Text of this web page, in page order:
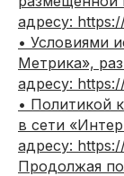
адресу:
• Условиями
Метрика»,
адресу:
• Политикой
в сети
адресу:
Продолжая